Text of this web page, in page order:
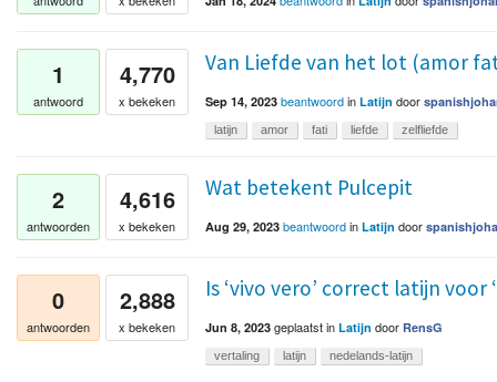
1
antwoord
4,770
x bekeken
Van Liefde van het lot (amor
Sep 14, 2023 beantwoordin Latijn door
latijn amor fati liefde zelfliefde
2
antwoorden
4,616
x bekeken
Wat betekent Pulcepit
Aug 29, 2023 beantwoordin Latijn door
0
antwoorden
2,888
x bekeken
Is ‘vivo vero’ correct latijn voor
Jun 8, 2023 geplaatstin Latijn door RensG
vertaling latijn nedelands-latijn